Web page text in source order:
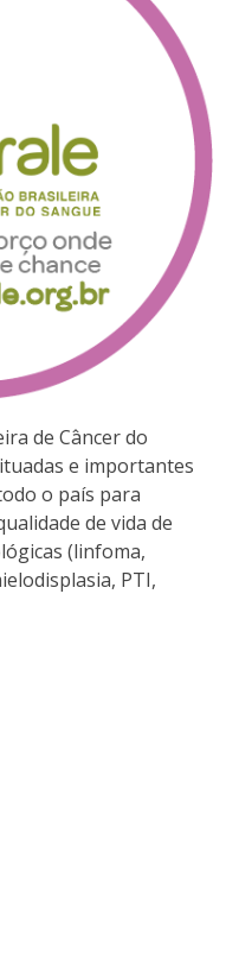
de Câncer do
e importantes
o país para
de vida de
(linfoma,
PTI,